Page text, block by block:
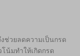
ช่วยลดความเป็นกรด
น้มทำให้เกิดกรด